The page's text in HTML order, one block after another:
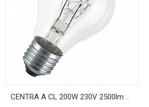
CENTRA A CL 200W 230V 2500lm E27 d 80 x 166 OSRAM вибростойкая - лампа